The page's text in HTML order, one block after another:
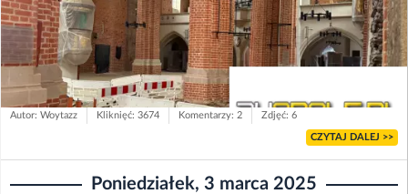
Autor: Woytazz Kliknięć: 3674 Komentarzy: 2 Zdjęć: 6
CZYTAJ DALEJ >>
Poniedziałek, 3 marca 2025